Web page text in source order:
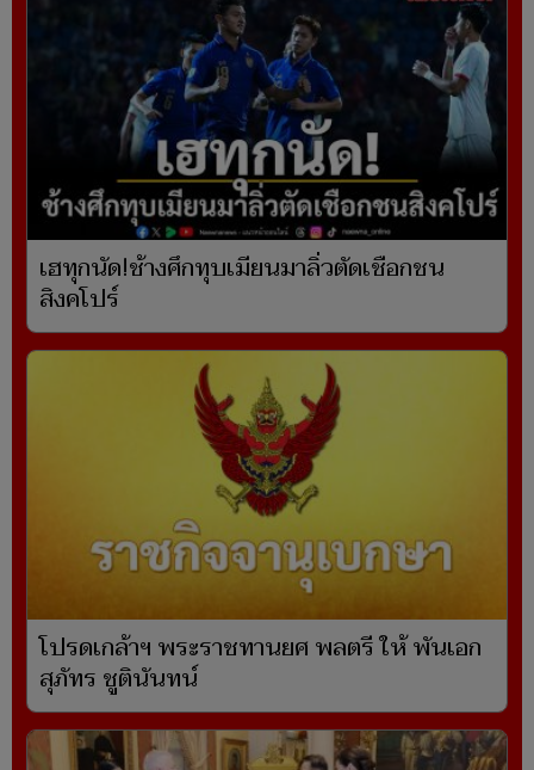
เฮทุกนัด!ช้างศึกทุบเมียนมาลิ่วตัดเชือกชน
สิงคโปร์
โปรดเกล้าฯ พระราชทานยศ พลตรี ให้ พันเอก
สุภัทร ชูตินันทน์